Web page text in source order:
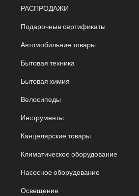
РАСПРОДАЖИ
Подарочные сертификаты
Автомобильние товары
Бытовая техника
Бытовая химия
Велосипеды
Инструменты
Канцелярские товары
Климатическое оборудование
Насосное оборудование
Освещение